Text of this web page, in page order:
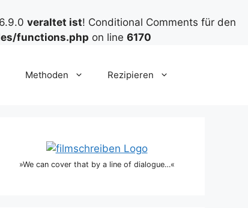
veraltet ist! Conditional Comments für den
functions.php on line 6170
Methoden Rezipieren
»We can cover that by a line of dialogue…«